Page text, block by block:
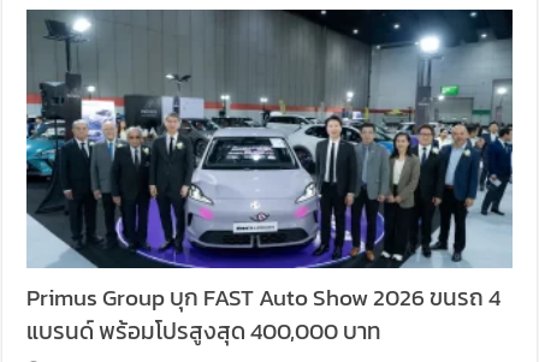
Primus Group บุก FAST Auto Show 2026 ขนรถ 4
แบรนด์ พร้อมโปรสูงสุด 400,000 บาท